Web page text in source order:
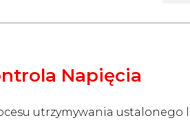
Napięcia
utrzymywania ustalonego